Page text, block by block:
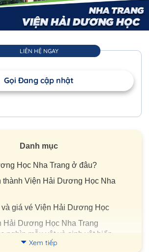
LIÊN HỆ NGAY
Gọi Đang cập nhật
Danh mục
Học Nha Trang ở đâu?
thành Viện Hải Dương Học Nha
giá vé Viện Hải Dương Học
Hải Dương Học Nha Trang
nghìn mẫu vật và sinh vật biển
Xem tiếp